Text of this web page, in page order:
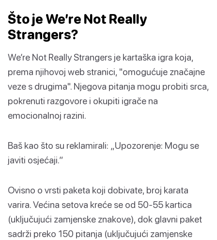
Što je We’re Not Really
Strangers?
We’re Not Really Strangers je kartaška igra koja,
prema njihovoj web stranici, "omogućuje značajne
veze s drugima". Njegova pitanja mogu probiti srca,
pokrenuti razgovore i okupiti igrače na
emocionalnoj razini.
Baš kao što su reklamirali: „Upozorenje: Mogu se
javiti osjećaji.”
Ovisno o vrsti paketa koji dobivate, broj karata
varira. Većina setova kreće se od 50-55 kartica
(uključujući zamjenske znakove), dok glavni paket
sadrži preko 150 pitanja (uključujući zamjenske